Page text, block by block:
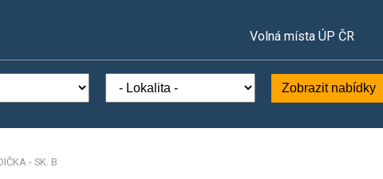
Volná místa ÚP ČR
Zobrazit nabídky
- SK. B